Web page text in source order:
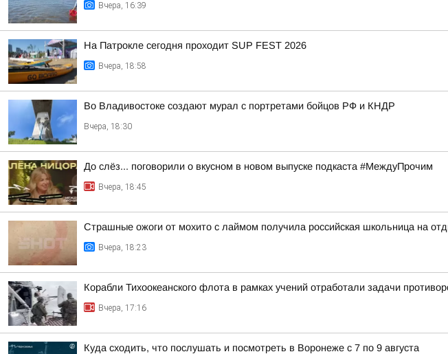
Вчера, 16:39
На Патрокле сегодня проходит SUP FEST 2026
Вчера, 18:58
Во Владивостоке создают мурал с портретами бойцов РФ и КНДР
Вчера, 18:30
До слёз... поговорили о вкусном в новом выпуске подкаста #МеждуПрочим
Вчера, 18:45
Страшные ожоги от мохито с лаймом получила российская школьница на
Вчера, 18:23
Корабли Тихоокеанского флота в рамках учений отработали задачи
Вчера, 17:16
Куда сходить, что послушать и посмотреть в Воронеже с 7 по 9 августа